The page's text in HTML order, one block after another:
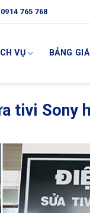
765 768
VỤ BẢNG GIÁ
tivi Sony